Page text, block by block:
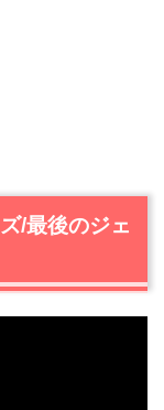
/最後のジェ